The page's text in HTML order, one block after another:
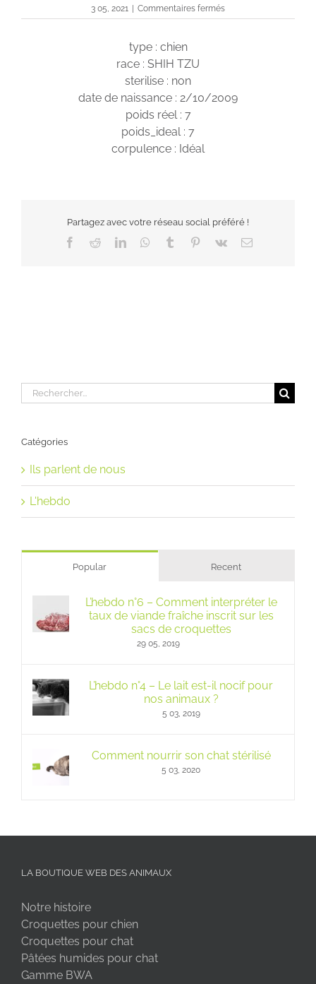
3 05, 2021 Commentaires ferméssur
Elona
type : chien
race : SHIH TZU
sterilise : non
date de naissance : 2/10/2009
poids réel : 7
poids_ideal : 7
corpulence : Idéal
Partagez avec votre réseau social préféré !
Facebook
RedditLinkedInWhatsApp
Tumblr Pinterest
Vk Email
Rechercher:
Catégories
Ils parlent de nous
L'hebdo
Popular Recent
L’hebdo n°6 – Comment interpréter le
taux de viande fraîche inscrit sur les
sacs de croquettes
29 05, 2019
L’hebdo n°4 – Le lait est-il nocif pour
nos animaux ?
5 03, 2019
Comment nourrir son chat stérilisé
5 03, 2020
LA BOUTIQUE WEB DES ANIMAUX
Notre histoire
Croquettes pour chien
Croquettes pour chat
Pâtées humides pour chat
Gamme BWA